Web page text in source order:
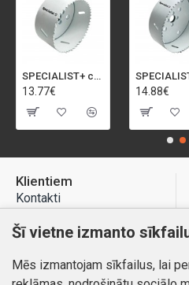
SPECIALIST+ caurumu zāģis BI-METAL, 92 mm
13.77€ 14.88€
Klientiem
Kontakti
Preču atgriešana
Mans profils
Šī vietne izmanto
Mēs izmantojam sīkfailus, lai